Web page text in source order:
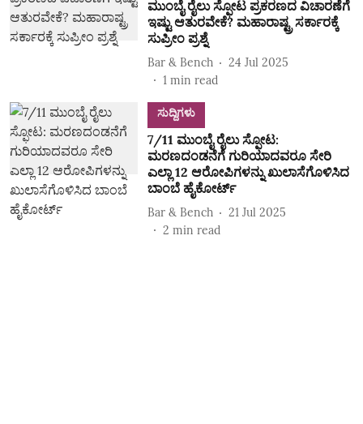
ಮುಂಬೈ ರೈಲು ಸ್ಫೋಟ ಪ್ರಕರಣದ ವಿಚಾರಣೆಗೆ
ಇಷ್ಟು ಆತುರವೇಕೆ? ಮಹಾರಾಷ್ಟ್ರ ಸರ್ಕಾರಕ್ಕೆ
ಸುಪ್ರೀಂ ಪ್ರಶ್ನೆ
Bar & Bench
24 Jul 2025
1 min read
ಸುದ್ದಿಗಳು
7/11 ಮುಂಬೈ ರೈಲು ಸ್ಫೋಟ:
ಮರಣದಂಡನೆಗೆ ಗುರಿಯಾದವರೂ ಸೇರಿ
ಎಲ್ಲಾ 12 ಆರೋಪಿಗಳನ್ನು ಖುಲಾಸೆಗೊಳಿಸಿದ
ಬಾಂಬೆ ಹೈಕೋರ್ಟ್
Bar & Bench
21 Jul 2025
2 min read